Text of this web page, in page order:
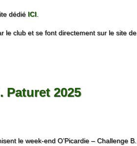
dédié ICI.
le club et se font directement sur le site de
Paturet 2025
le week-end O’Picardie – Challenge B.